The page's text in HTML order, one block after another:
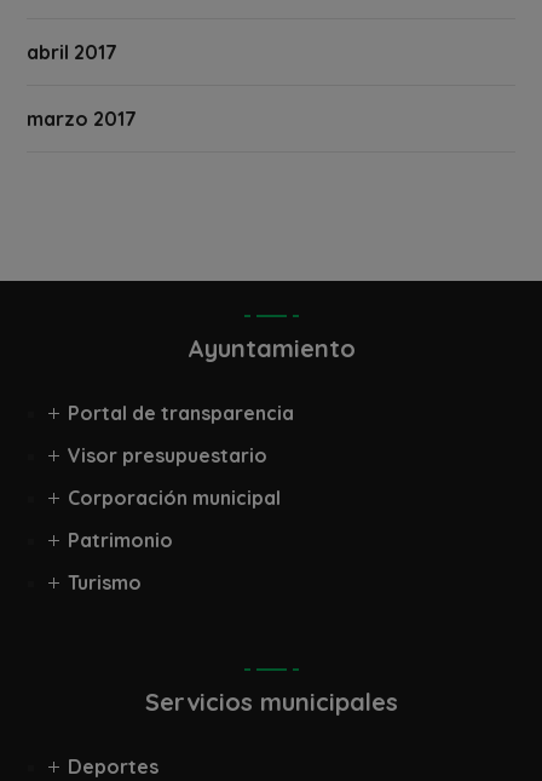
abril 2017
marzo 2017
Ayuntamiento
Portal de transparencia
Visor presupuestario
Corporación municipal
Patrimonio
Turismo
Servicios municipales
Deportes